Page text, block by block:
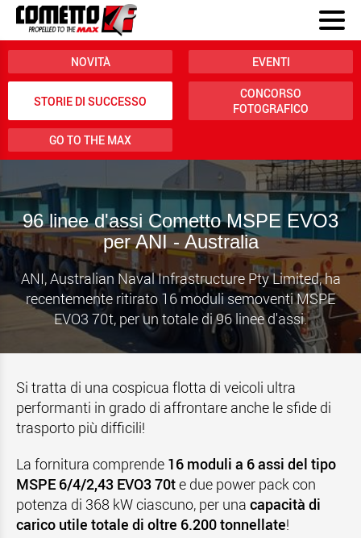
NOVITÀ EVENTI
STORIE DI SUCCESSO
CONCORSO
FOTOGRAFICO
GO TO THE MAX
96 linee d'assi Cometto MSPE EVO3
per ANI - Australia
ANI, Australian Naval Infrastructure Pty Limited, ha
recentemente ritirato 16 moduli semoventi MSPE
EVO3 70t, per un totale di 96 linee d'assi.
Si tratta di una cospicua flotta di veicoli ultra
performanti in grado di affrontare anche le sfide di
trasporto più difficili!
La fornitura comprende 16 moduli a 6 assi del tipo
MSPE 6/4/2,43 EVO3 70te due power pack con
potenza di 368 kW ciascuno, per una capacità di
carico utile totale di oltre 6.200 tonnellate!